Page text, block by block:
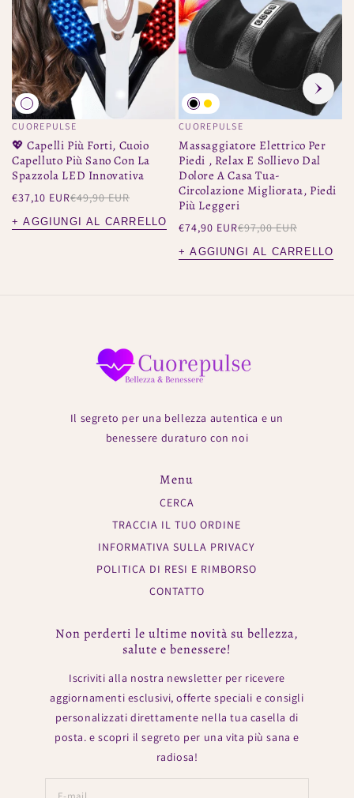
Venditore:
CUOREPULSE
💖 Capelli Più Forti, Cuoio
Capelluto Più Sano Con La
Spazzola LED Innovativa
Prezzo
vendita
€37,10 EUR
Prezzo €49,90 EUR
+ AGGIUNGI AL CARRELLO
Venditore:
CUOREPULSE
Massaggiatore Elettrico Per
Piedi , Relax E Sollievo Dal
Dolore A Casa Tua-
Circolazione Migliorata, Piedi
Più Leggeri
Prezzo
vendita
€74,90 EUR
Prezzo €97,00 EUR
+ AGGIUNGI AL CARRELLO
Il segreto per una bellezza autentica e un
benessere duraturo con noi
Menu
CERCA
TRACCIA IL TUO ORDINE
INFORMATIVA SULLA PRIVACY
POLITICA DI RESI E RIMBORSO
CONTATTO
Non perderti le ultime novità su bellezza,
salute e benessere!
Iscriviti alla nostra newsletter per ricevere
aggiornamenti esclusivi, offerte speciali e consigli
personalizzati direttamente nella tua casella di
posta. e scopri il segreto per una vita più sana e
radiosa!